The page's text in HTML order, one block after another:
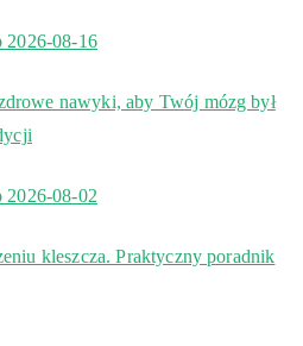
2026-08-16
nawyki, aby Twój mózg był
2026-08-02
kleszcza. Praktyczny poradnik